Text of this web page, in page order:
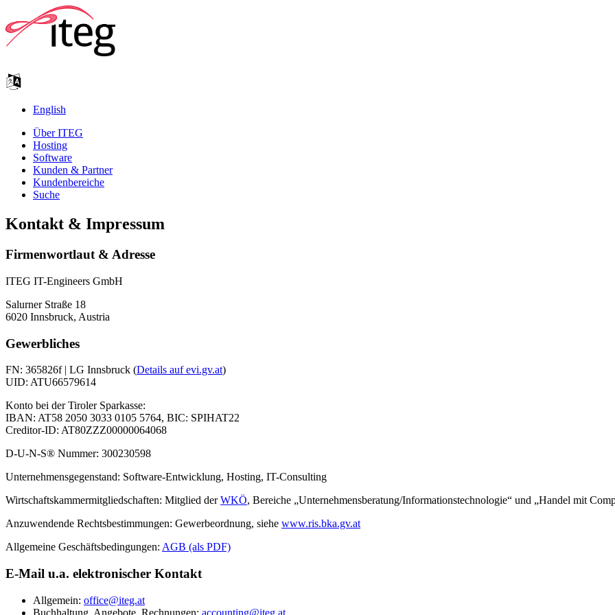
English
Über ITEG
Hosting
Software
Kunden & Partner
Kundenbereiche
Suche
Kontakt & Impressum
Firmenwortlaut & Adresse
ITEG IT-Engineers GmbH
Salurner Straße 18
6020 Innsbruck, Austria
Gewerbliches
FN: 365826f | LG Innsbruck (Details auf evi.gv.at)
UID: ATU66579614
Konto bei der Tiroler Sparkasse:
IBAN: AT58 2050 3033 0105 5764, BIC: SPIHAT22
Creditor-ID: AT80ZZZ00000064068
D-U-N-S® Nummer: 300230598
Unternehmensgegenstand: Software-Entwicklung, Hosting, IT-Consulting
Wirtschaftskammermitgliedschaften: Mitglied derWKÖ, Bereiche „Unternehmensberatung/Informationstechnologie“ und „Handel mit
Anzuwendende Rechtsbestimmungen: Gewerbeordnung, siehe www.ris.bka.gv.at
Allgemeine Geschäftsbedingungen: AGB (als PDF)
E-Mail u.a. elektronischer Kontakt
Allgemein: office@iteg.at
Buchhaltung, Angebote, Rechnungen: accounting@iteg.at